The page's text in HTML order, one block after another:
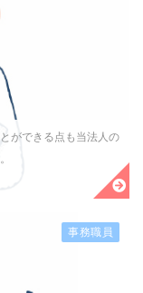
ができる点も当法人の
事務職員